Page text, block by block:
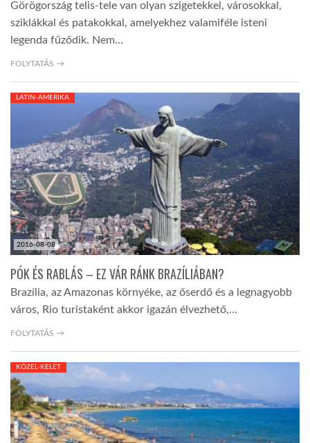
Görögország telis-tele van olyan szigetekkel, városokkal,
sziklákkal és patakokkal, amelyekhez valamiféle isteni
legenda fűződik. Nem…
FOLYTATÁS →
2016-08-08
LATIN-AMERIKA
PÓK ÉS RABLÁS – EZ VÁR RÁNK BRAZÍLIÁBAN?
Brazília, az Amazonas környéke, az őserdő és a legnagyobb
város, Rio turistaként akkor igazán élvezhető,…
FOLYTATÁS →
KÖZEL-KELET